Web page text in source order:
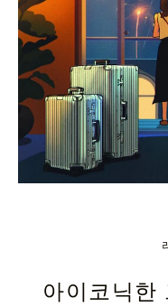
아이코닉한